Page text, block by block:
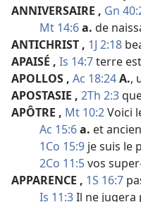
ANNIVERSAIRE , Gn
Mt 14:6a. de
ANTICHRIST , 1J 2:18
APAISÉ , Is 14:7terre est
APOLLOS , Ac 18:24A.,
APOSTASIE , 2Th 2:3
APÔTRE , Mt 10:2Voici
Ac 15:6a. et
1Co 15:9 je suis le
2Co 11:5vos
APPARENCE , 1S 16:7
Is 11:3Il ne jugera